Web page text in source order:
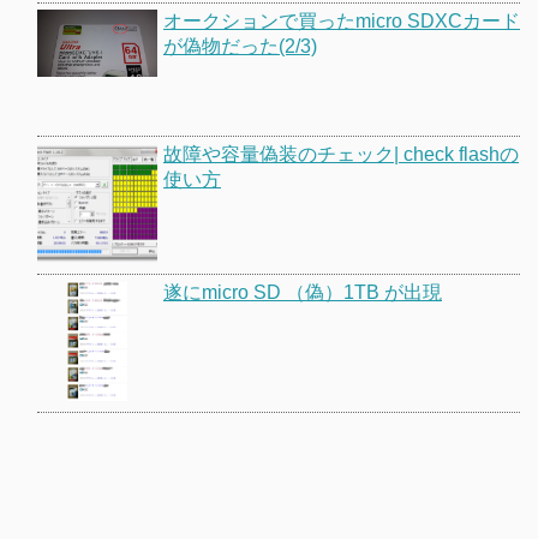
オークションで買ったmicro SDXCカード
が偽物だった(2/3)
故障や容量偽装のチェック| check flashの
使い方
遂にmicro SD （偽）1TB が出現